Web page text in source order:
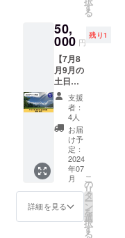
い平日
になり
ます。
荒天時
振替
可。 ※
詳細は
メール
にて調
整させ
ていた
だきま
す。 ※
現地ま
での交
費
※購入順
に日程
を予約
いただ
きま
す。荒
天時振
替可。
※詳細は
メール
にて調
整させ
ていた
だきま
す。 ※
での交
通費実
満含ま
ず） ・
テント
張り無
制限 ・
1泊2日
×3回 ・
チェッ
クイン
14時～
16時
チェッ
クアウ
ト～11
時
・1泊に
つき薪5
祝日の
優先的
に予約
いただ
き、
キャン
プ宿泊
するチ
ケット
です。
（内
容） ・
10名以
下（小
学生未
満含ま
ず） ・
テント
す
る
50,
000 円
残り1
【7月8
月9月の
土日祝
日 年内
優先予
約・1泊
2日キャ
ンプ宿
泊】 7
月8月9
月(お
盆、３
連休を
除)）の
土日祝
日の宿
支援
者：
4人
お届
け予
定：
2024
年07
月
詳細を見る
こ
の
リ
タ
ー
ン
を
選
択
す
る